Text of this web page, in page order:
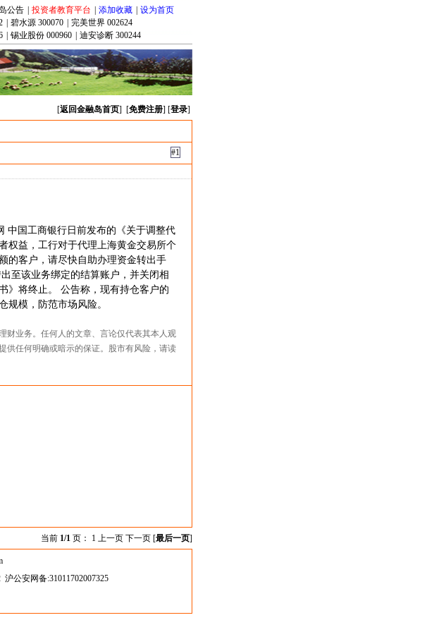
公告 投资者教育平台 添加收藏
设为首页
碧水源 300070
完美世界 002624
锡业股份 000960 迪安诊断 300244
[返回金融岛首页] [免费注册] [登录]
#1
中国工商银行日前发布的《关于调整代
权益，工行对于代理上海黄金交易所个
的客户，请尽快自助办理资金转出手
至该业务绑定的结算账户，并关闭相
》将终止。 公告称，现有持仓客户的
规模，防范市场风险。
财业务。任何人的文章、言论仅代表其本人观
供任何明确或暗示的保证。股市有风险，请读
当前 1/1 页： 1 上一页 下一页 [最后一页]
沪公安网备:31011702007325